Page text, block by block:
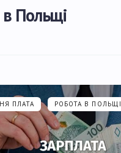
Польщі
ПЛАТА РОБОТА В ПОЛЬЩІ